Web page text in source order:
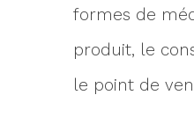
formes de
produit, le
le point de